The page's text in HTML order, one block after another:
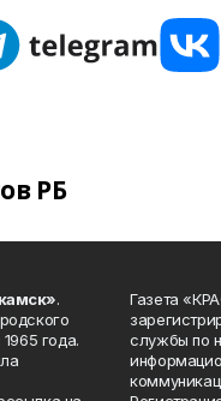
РБ
.
года.
Газета
службы по